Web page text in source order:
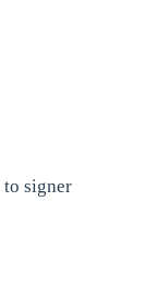
to signer